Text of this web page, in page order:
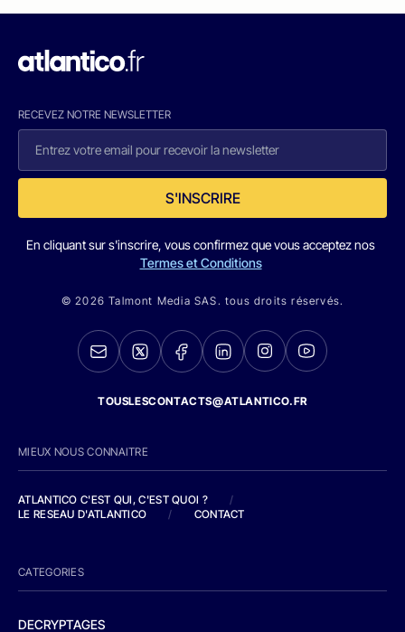
RECEVEZ NOTRE NEWSLETTER
S'INSCRIRE
En cliquant sur s'inscrire, vous confirmez que vous acceptez nos
Termes et Conditions
© 2026 Talmont Media SAS. tous droits réservés.
TOUSLESCONTACTS@ATLANTICO.FR
MIEUX NOUS CONNAITRE
ATLANTICO C'EST QUI, C'EST QUOI ?
/
LE RESEAU D'ATLANTICO
/ CONTACT
CATEGORIES
DECRYPTAGES